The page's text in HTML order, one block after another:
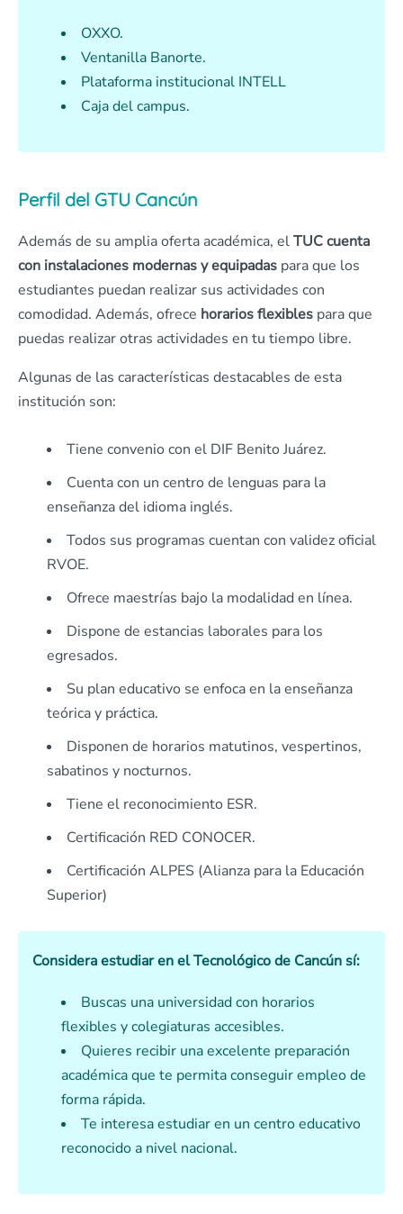
OXXO.
Ventanilla Banorte.
Plataforma institucional INTELL
Caja del campus.
Perfil del GTU Cancún
Además de su amplia oferta académica, elTUC cuenta
con instalaciones modernas y equipadas para que los
estudiantes puedan realizar sus actividades con
comodidad. Además, ofrece horarios flexibles para que
puedas realizar otras actividades en tu tiempo libre.
Algunas de las características destacables de esta
institución son:
Tiene convenio con el DIF Benito Juárez.
Cuenta con un centro de lenguas para la
enseñanza del idioma inglés.
Todos sus programas cuentan con validez oficial
RVOE.
Ofrece maestrías bajo la modalidad en línea.
Dispone de estancias laborales para los
egresados.
Su plan educativo se enfoca en la enseñanza
teórica y práctica.
Disponen de horarios matutinos, vespertinos,
sabatinos y nocturnos.
Tiene el reconocimiento ESR.
Certificación RED CONOCER.
Certificación ALPES (Alianza para la Educación
Superior)
Considera estudiar en el Tecnológico de Cancún sí:
Buscas una universidad con horarios
flexibles y colegiaturas accesibles.
Quieres recibir una excelente preparación
académica que te permita conseguir empleo de
forma rápida.
Te interesa estudiar en un centro educativo
reconocido a nivel nacional.